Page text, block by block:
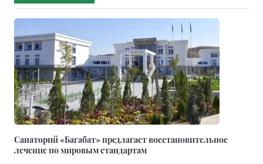
Санаторий «Багабат» предлагает восстановительное
лечение по мировым стандартам